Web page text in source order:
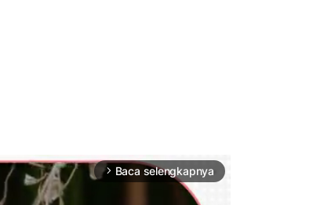
arrow_forward_ios Baca selengkapnya